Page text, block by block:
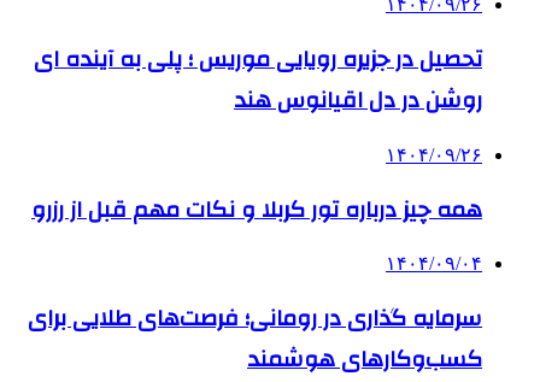
۱۴۰۴/۰۹/۲۶
تحصیل در جزیره رویایی موریس ؛ پلی به آینده ‌ای
روشن در دل اقیانوس ‌هند
۱۴۰۴/۰۹/۲۶
همه چیز درباره تور کربلا و نکات مهم قبل از رزرو
۱۴۰۴/۰۹/۰۴
سرمایه گذاری در رومانی؛ فرصت‌های طلایی برای
کسب‌وکارهای هوشمند